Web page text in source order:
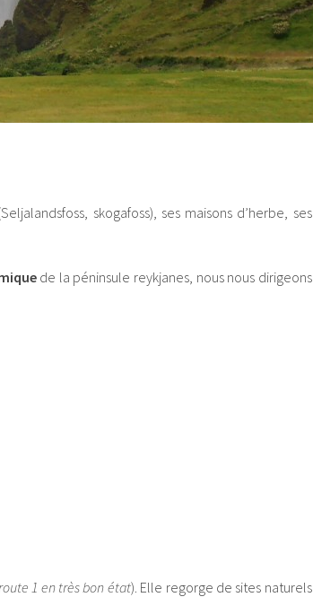
skogafoss), ses maisons d’herbe, ses
de la péninsule reykjanes, nous nous dirigeons
1 en très bon état). Elle regorge de sites naturels